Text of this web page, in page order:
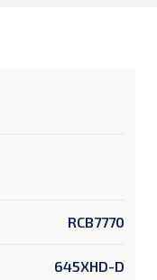
RCB7770
645XHD-D